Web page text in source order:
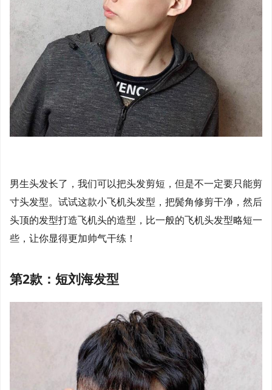
男生头发长了，我们可以把头发剪短，但是不一定要只能剪
寸头发型。试试这款小飞机头发型，把鬓角修剪干净，然后
头顶的发型打造飞机头的造型，比一般的飞机头发型略短一
些，让你显得更加帅气干练！
第2款：短刘海发型